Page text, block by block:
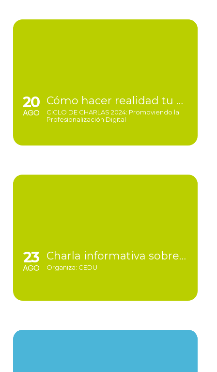
20
AGO
Cómo hacer realidad tu emprendimiento | Cómo potenciarlo con Mercado Libre | Equipos de RRHH esenciales para eCommerce
CICLO DE CHARLAS 2024: Promoviendo la
Profesionalización Digital
23
AGO
Charla informativa sobre CIBERLUNES
Organiza: CEDU